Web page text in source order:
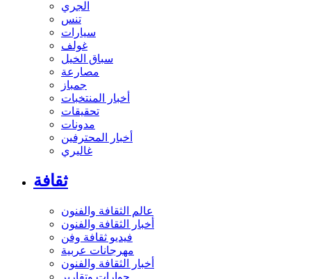
الجري
تنس
سيارات
غولف
سباق الخيل
مصارعة
جمباز
أخبار المنتخبات
تحقيقات
مدونات
أخبار المحترفين
غاليري
ثقافة
عالم الثقافة والفنون
أخبار الثقافة والفنون
فيديو ثقافة وفن
مهرجانات عربية
أخبار الثقافة والفنون